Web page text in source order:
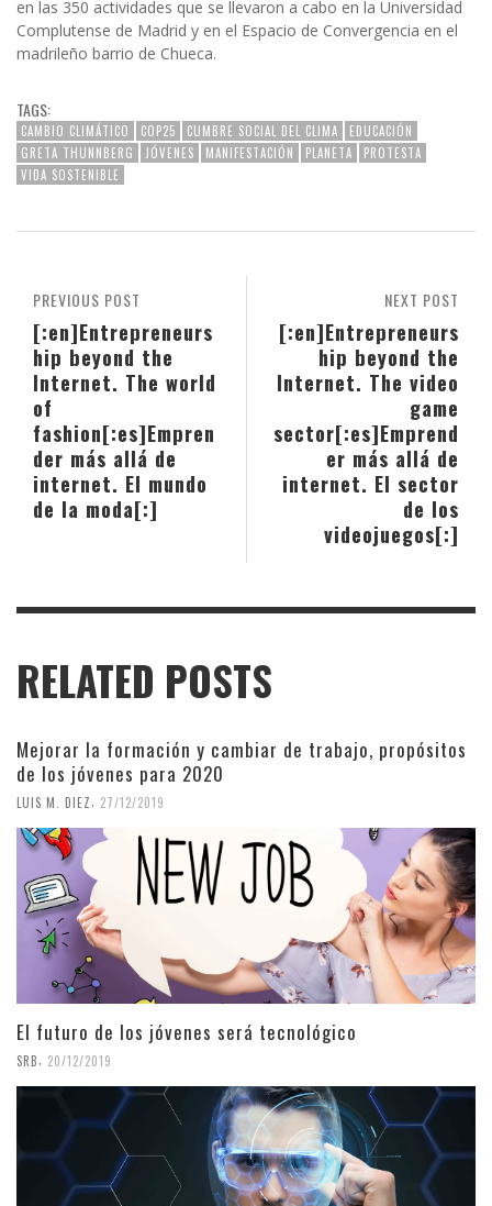
en las 350 actividades que se llevaron a cabo en la Universidad
Complutense de Madrid y en el Espacio de Convergencia en el
madrileño barrio de Chueca.
TAGS:
CAMBIO CLIMÁTICO COP25 CUMBRE SOCIAL DEL CLIMA
EDUCACIÓN
GRETA THUNNBERG
JÓVENES MANIFESTACIÓN PLANETA
PROTESTA
VIDA SOSTENIBLE
NEXT POST
[:en]Entrepreneurs
hip beyond the
Internet. The video
game
sector[:es]Emprend
er más allá de
internet. El sector
de los
videojuegos[:]
PREVIOUS POST
[:en]Entrepreneurs
hip beyond the
Internet. The world
of
fashion[:es]Empren
der más allá de
internet. El mundo
de la moda[:]
RELATED POSTS
Mejorar la formación y cambiar de trabajo, propósitos
de los jóvenes para 2020
LUIS M. DIEZ 27/12/2019
El futuro de los jóvenes será tecnológico
SRB 20/12/2019